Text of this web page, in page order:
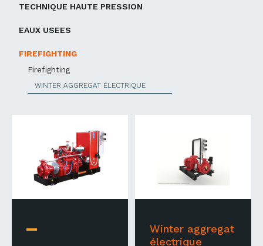
TECHNIQUE HAUTE PRESSION
EAUX USEES
FIREFIGHTING
Firefighting
WINTER AGGREGAT ÉLECTRIQUE
Winter aggregat
électrique